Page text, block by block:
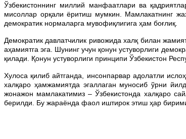
Ўзбекистоннинг миллий манфаатлари ва
мисоллар орқали ёритиш мумкин. Мамлакатнинг
демократик нормаларга мувофиқлигига ҳам боғлиқ.
Демократик давлатчилик ривожида халқ билан
аҳамиятга эга. Шунинг учун қонун устуворлиги
қилади. Қонун устуворлиги принципи Ўзбекистон
Хулоса қилиб айтганда, инсонпарвар адолатли
халқаро ҳамжамиятда эгаллаган муносиб ўрни
жонажон мамлакатимиз – Ўзбекистонда халқаро
берилди. Бу жараёнда фаол иштирок этиш ҳар